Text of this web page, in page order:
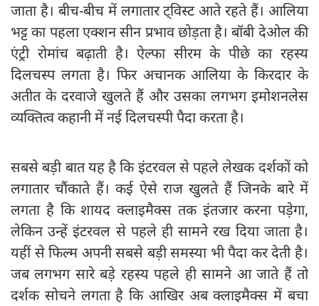
जाता है। बीच-बीच में लगातार ट्विस्ट आते रहते हैं। आलिया
भट्ट का पहला एक्शन सीन प्रभाव छोड़ता है। बॉबी देओल की
एंट्री रोमांच बढ़ाती है। ऐल्फा सीरम के पीछे का रहस्य
दिलचस्प लगता है। फिर अचानक आलिया के किरदार के
अतीत के दरवाजे खुलते हैं और उसका लगभग इमोशनलेस
व्यक्तित्व कहानी में नई दिलचस्पी पैदा करता है।
सबसे बड़ी बात यह है कि इंटरवल से पहले लेखक दर्शकों को
लगातार चौंकाते हैं। कई ऐसे राज खुलते हैं जिनके बारे में
लगता है कि शायद क्लाइमैक्स तक इंतजार करना पड़ेगा,
लेकिन उन्हें इंटरवल से पहले ही सामने रख दिया जाता है।
यहीं से फिल्म अपनी सबसे बड़ी समस्या भी पैदा कर देती है।
जब लगभग सारे बड़े रहस्य पहले ही सामने आ जाते हैं तो
दर्शक सोचने लगता है कि आखिर अब क्लाइमैक्स में बचा